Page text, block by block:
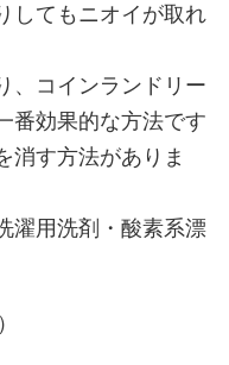
してもニオイが取れ
、コインランドリー
番効果的な方法です
消す方法がありま
濯用洗剤・酸素系漂